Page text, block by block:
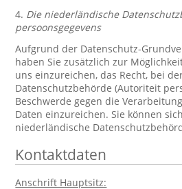
4. Die niederländische
persoonsgegevens
Aufgrund der Datenschutz-
haben Sie zusätzlich zur
uns einzureichen, das Recht, bei
Datenschutzbehörde (Autoriteit
Beschwerde gegen die
Daten einzureichen. Sie können
niederländische
Kontaktdaten
Anschrift Hauptsitz: